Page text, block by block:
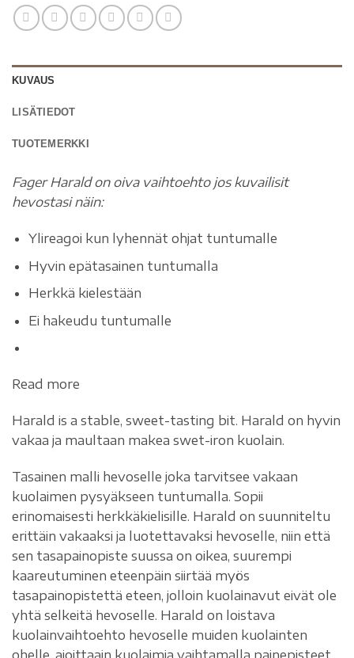
KUVAUS
LISÄTIEDOT
TUOTEMERKKI
Fager Harald on oiva vaihtoehto jos kuvailisit
hevostasi näin:
Ylireagoi kun lyhennät ohjat tuntumalle
Hyvin epätasainen tuntumalla
Herkkä kielestään
Ei hakeudu tuntumalle
Read more
Harald is a stable, sweet-tasting bit. Harald on hyvin
vakaa ja maultaan makea swet-iron kuolain.
Tasainen malli hevoselle joka tarvitsee vakaan
kuolaimen pysyäkseen tuntumalla. Sopii
erinomaisesti herkkäkielisille. Harald on suunniteltu
erittäin vakaaksi ja luotettavaksi hevoselle, niin että
sen tasapainopiste suussa on oikea, suurempi
kaareutuminen eteenpäin siirtää myös
tasapainopistettä eteen, jolloin kuolainavut eivät ole
yhtä selkeitä hevoselle. Harald on loistava
kuolainvaihtoehto hevoselle muiden kuolainten
ohelle, ajoittaain kuolaimia vaihtamalla painepisteet